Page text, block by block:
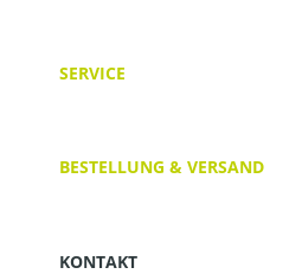
SERVICE
BESTELLUNG & VERSAND
KONTAKT